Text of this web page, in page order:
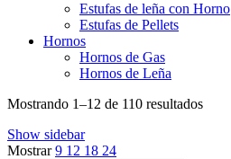
Estufas de leña con Horno
Estufas de Pellets
Hornos
Hornos de Gas
Hornos de Leña
Mostrando 1–12 de 110 resultados
Show sidebar
Mostrar9 12 18 24